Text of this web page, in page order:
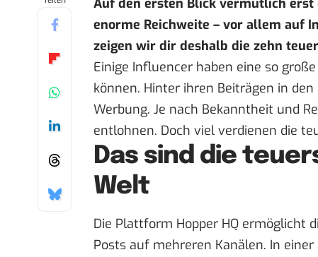
Auf den ersten Blick vermutlich erst
enorme Reichweite – vor allem auf
zeigen wir dir deshalb die zehn
Einige Influencer haben eine so
können. Hinter ihren Beiträgen in
Werbung. Je nach Bekanntheit und
entlohnen. Doch viel verdienen die
Das sind die
Welt
Die Plattform Hopper HQ ermöglicht
Posts auf mehreren Kanälen. In einer